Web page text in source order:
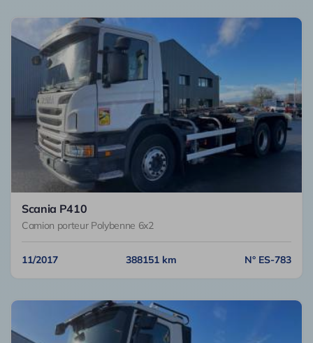
Scania P410
Camion porteur Polybenne 6x2
11/2017 388151 km N° ES-783